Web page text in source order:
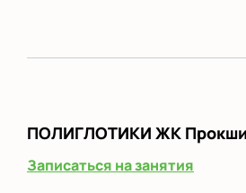
ПОЛИГЛОТИКИ ЖК
Записаться на занятия